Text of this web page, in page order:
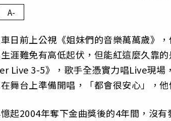
A-
日前上公視《姐妹們的音樂萬萬歲》
涯難免有高低起伏，但能紅這麼久靠
Live 3-5》，歌手全憑實力唱Live現
舞台上準備開唱，「都會很安心」，
起2004年奪下金曲獎後的4年間，沒